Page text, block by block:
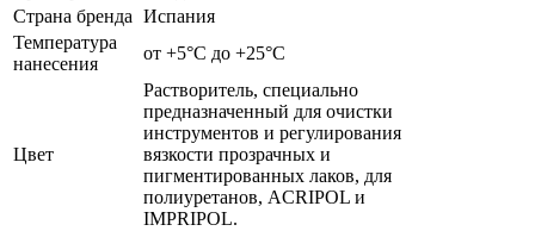
Страна бренда Испания
Температура
нанесения
от +5°С до +25°С
Цвет
Растворитель, специально
предназначенный для очистки
инструментов и регулирования
вязкости прозрачных и
пигментированных лаков, для
полиуретанов, ACRIPOL и
IMPRIPOL.